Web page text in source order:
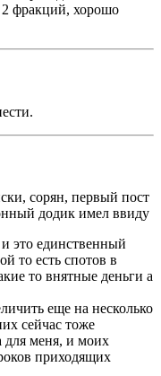
2 фракций, хорошо
сорян, первый пост
додик имел ввиду
это единственный
то есть спотов в
то внятные деньги а
еще на несколько
сейчас тоже
меня, и моих
приходящих